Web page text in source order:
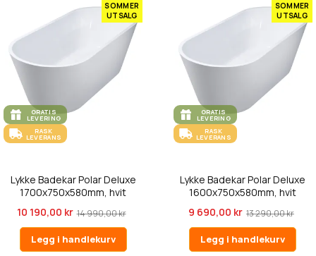
SOMMER
UTSALG
GRATIS
LEVERING
RASK
LEVERANS
Lykke Badekar Polar Deluxe
1700x750x580mm, hvit
10 190,00 kr 14 990,00 kr
Legg i handlekurv
SOMMER
UTSALG
GRATIS
LEVERING
RASK
LEVERANS
Lykke Badekar Polar Deluxe
1600x750x580mm, hvit
9 690,00 kr 13 290,00 kr
Legg i handlekurv